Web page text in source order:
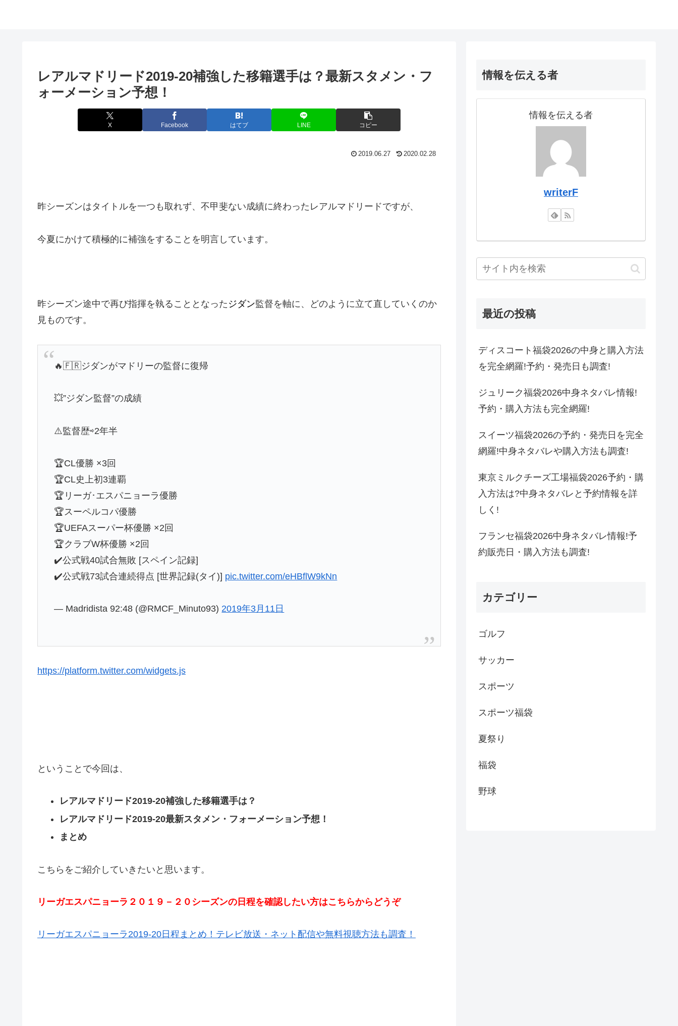
レアルマドリード2019-20補強した移籍選手は？最新スタメン・フ
ォーメーション予想！
X Facebook はてブ LINE コピー
2019.06.27 2020.02.28
昨シーズンはタイトルを一つも取れず、不甲斐ない成績に終わったレアルマドリードですが、
今夏にかけて積極的に補強をすることを明言しています。
昨シーズン途中で再び指揮を執ることとなった ジダン監督を軸に、どのように立て直していくのか
見ものです。
🔥🇫🇷ジダンがマドリーの監督に復帰
💥”ジダン監督”の成績
⚠️監督歴⇨2年半
🏆CL優勝 ×3回
🏆CL史上初3連覇
🏆リーガ･エスパニョーラ優勝
🏆スーペルコパ優勝
🏆UEFAスーパー杯優勝 ×2回
🏆クラブW杯優勝 ×2回
✔️公式戦40試合無敗 [スペイン記録]
✔️公式戦73試合連続得点 [世界記録(タイ)] pic.twitter.com/eHBflW9kNn
— Madridista 92:48 (@RMCF_Minuto93) 2019年3月11日
https://platform.twitter.com/widgets.js
ということで今回は、
レアルマドリード2019-20補強した移籍選手は？
レアルマドリード2019-20最新スタメン・フォーメーション予想！
まとめ
こちらをご紹介していきたいと思います。
リーガエスパニョーラ２０１９－２０シーズンの日程を確認したい方はこちらからどうぞ
リーガエスパニョーラ2019-20日程まとめ！テレビ放送・ネット配信や無料視聴方法も調査！
情報を伝える者
情報を伝える者
writerF
最近の投稿
ディスコート福袋2026の中身と購入方法
を完全網羅!予約・発売日も調査!
ジュリーク福袋2026中身ネタバレ情報!
予約・購入方法も完全網羅!
スイーツ福袋2026の予約・発売日を完全
網羅!中身ネタバレや購入方法も調査!
東京ミルクチーズ工場福袋2026予約・購
入方法は?中身ネタバレと予約情報を詳
しく!
フランセ福袋2026中身ネタバレ情報!予
約販売日・購入方法も調査!
カテゴリー
ゴルフ
サッカー
スポーツ
スポーツ福袋
夏祭り
福袋
野球